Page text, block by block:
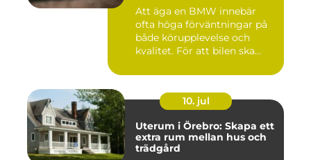
Att äga en BMW innebär
ofta höga förväntningar på
både körupplevelse och
kvalitet. För att bilen ska...
10. jul
Uterum i Örebro: Skapa ett
extra rum mellan hus och
trädgård